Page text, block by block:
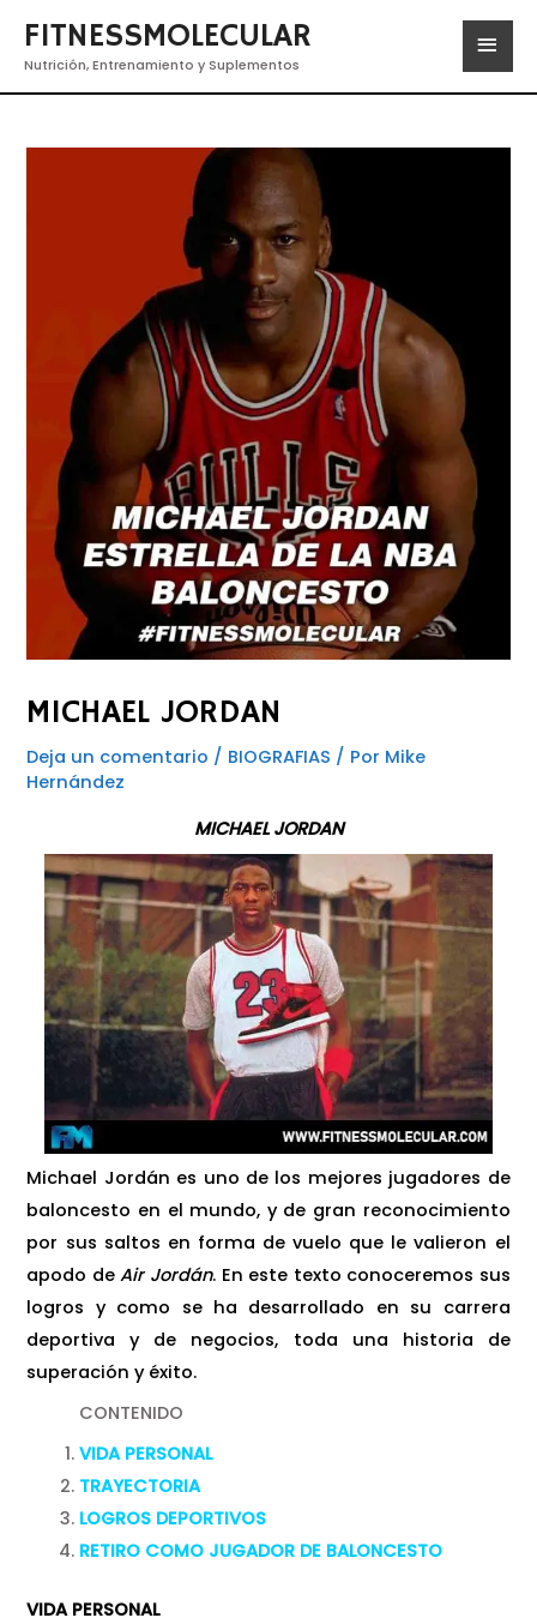
FITNESSMOLECULAR
Nutrición, Entrenamiento y Suplementos
MICHAEL JORDAN
Deja un comentario / BIOGRAFIAS / Por Mike
Hernández
MICHAEL JORDAN
Michael Jordán es uno de los mejores jugadores de
baloncesto en el mundo, y de gran reconocimiento
por sus saltos en forma de vuelo que le valieron el
apodo deAir Jordán. En este texto conoceremos sus
logros y como se ha desarrollado en su carrera
deportiva y de negocios, toda una historia de
superación y éxito.
CONTENIDO
VIDA PERSONAL
TRAYECTORIA
LOGROS DEPORTIVOS
RETIRO COMO JUGADOR DE BALONCESTO
VIDA PERSONAL